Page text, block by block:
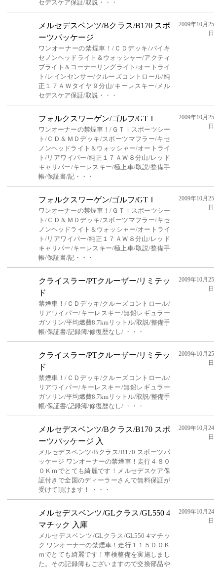
セデスケア保証/取説・・・
メルセデスベンツ/Bクラス/B170 スポ
ーツパッケージ
ワンオーナーの禁煙車！/ＣＤデッキ/バイキ
セノンヘッドライト＆ウォッシャー/アクティ
ブライト＆コーナーリングライト/オートライ
ト/レインセンサー/クルーズコントロール/純
正１７ＡＷタイヤ９分山/キーレスキー/メル
セデスケア保証/取説・・・
2009年10月25
日
フォルクスワーゲン/ゴルフ/GTＩ
ワンオーナーの禁煙車！/ＧＴＩスポーツシー
ト/ＣＤ＆ＭＤデッキ/スポーツマフラー/キセ
ノンヘッドライト＆ウォッシャー/オートライ
ト/リアワイパー/純正１７ＡＷ８分山/レッド
キャリパー/キーレスキー/極上車/取説/整備手
帳/保証書/記・・・
2009年10月25
日
フォルクスワーゲン/ゴルフ/GTＩ
ワンオーナーの禁煙車！/ＧＴＩスポーツシー
ト/ＣＤ＆ＭＤデッキ/スポーツマフラー/キセ
ノンヘッドライト＆ウォッシャー/オートライ
ト/リアワイパー/純正１７ＡＷ８分山/レッド
キャリパー/キーレスキー/極上車/取説/整備手
帳/保証書/記・・・
2009年10月25
日
クライスラー/PTクルーザー/リミテッ
ド
禁煙車！/ＣＤデッキ/クルーズコントロール/
リアワイパー/キーレスキー/無鉛レギュラー
ガソリン/平均燃費8.7kmリットル/取説/整備手
帳/保証書/記録簿/修復歴なし/ ・・・
2009年10月25
日
クライスラー/PTクルーザー/リミテッ
ド
禁煙車！/ＣＤデッキ/クルーズコントロール/
リアワイパー/キーレスキー/無鉛レギュラー
ガソリン/平均燃費8.7kmリットル/取説/整備手
帳/保証書/記録簿/修復歴なし/ ・・・
2009年10月25
日
メルセデスベンツ/Bクラス/B170 スポ
ーツパッケージ 入
メルセデスベンツ/Bクラス/B170 スポーツパ
ッケージ ワンオーナーの禁煙車！走行４８０
０Ｋｍでとても綺麗です！メルセデスケア保
証付きで全国のディーラーさんで無料保証が
受けて頂けます！ ・・・
2009年10月24
日
メルセデスベンツ/GLクラス/GL550 4
マチック 入庫
メルセデスベンツ/GLクラス/GL550 4マチッ
ク ワンオーナーの禁煙車！走行１１５００Ｋ
ｍでとても綺麗です！車検整備を実施しまし
た。その記録簿もございますので交換部品や
2009年10月24
日